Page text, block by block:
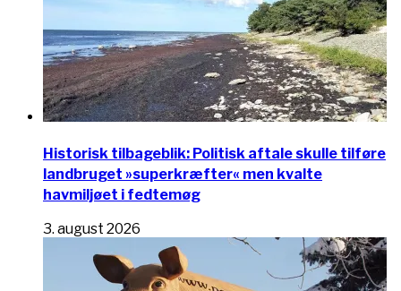
Historisk tilbageblik: Politisk aftale skulle tilføre
landbruget »superkræfter« men kvalte
havmiljøet i fedtemøg
3. august 2026